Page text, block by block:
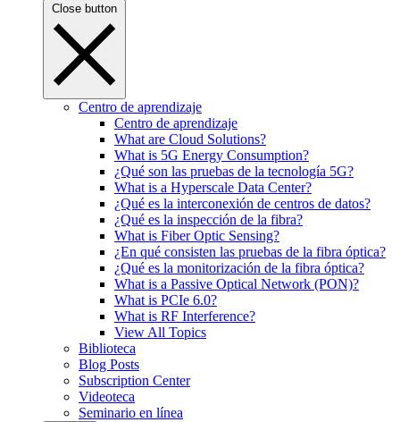
Close button
Centro de aprendizaje
Centro de aprendizaje
What are Cloud Solutions?
What is 5G Energy Consumption?
¿Qué son las pruebas de la tecnología 5G?
What is a Hyperscale Data Center?
¿Qué es la interconexión de centros de datos?
¿Qué es la inspección de la fibra?
What is Fiber Optic Sensing?
¿En qué consisten las pruebas de la fibra óptica?
¿Qué es la monitorización de la fibra óptica?
What is a Passive Optical Network (PON)?
What is PCIe 6.0?
What is RF Interference?
View All Topics
Biblioteca
Blog Posts
Subscription Center
Videoteca
Seminario en línea